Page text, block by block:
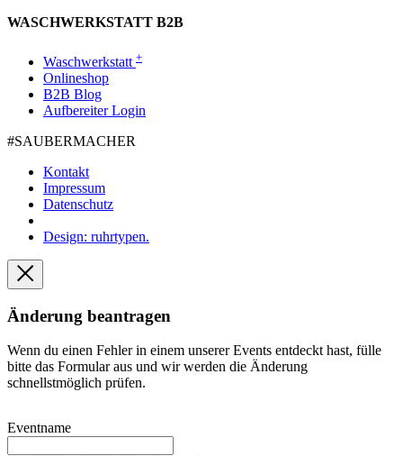
WASCHWERKSTATT B2B
Waschwerkstatt +
Onlineshop
B2B Blog
Aufbereiter Login
#SAUBER­MACHER
Kontakt
Impressum
Datenschutz
Design: ruhrtypen.
Änderung beantragen
Wenn du einen Fehler in einem unserer Events entdeckt hast, fülle
bitte das Formular aus und wir werden die Änderung
schnellstmöglich prüfen.
Eventname